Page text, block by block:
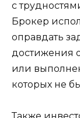
с
Брокер
оправдать
достижения
или
которых не